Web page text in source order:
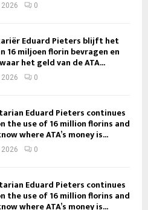
0
Eduard Pieters blijft het
16 miljoen florin bevragen en
het geld van de ATA...
0
Eduard Pieters continues
the use of 16 million florins and
where ATA’s money is...
0
Eduard Pieters continues
the use of 16 million florins and
where ATA’s money is...